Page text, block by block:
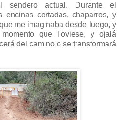
sendero actual. Durante el
encinas cortadas, chaparros, y
me imaginaba desde luego, y
que lloviese, y ojalá
del camino o se transformará